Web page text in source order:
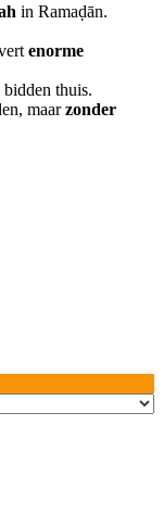
in Ramaḍān.
enorme
thuis.
maarzonder